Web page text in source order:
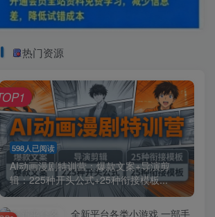
热门资源
598人已阅读
AI动画漫剧特训营：爆款文案+导演剪
辑：225种开头公式+25种衔接模板...
全新平台各类小游戏 一部手